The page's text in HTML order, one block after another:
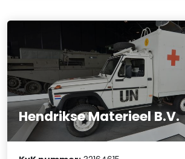
Hendrikse Materieel B.V.